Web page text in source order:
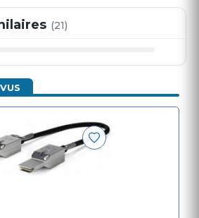
fiabilité et performance.
(21)